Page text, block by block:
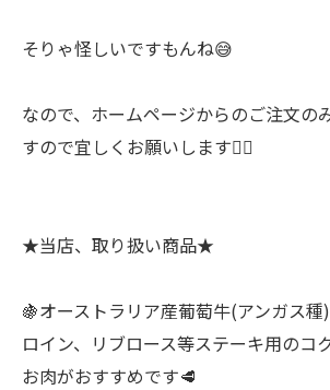
そりゃ怪しいですもんね😅
なので、ホームページからのご注文の
すので宜しくお願いします🙇‍♂
★当店、取り扱い商品★
🍇オーストラリア産葡萄牛(アンガス
ロイン、リブロース等ステーキ用のコ
お肉がおすすめです🥩